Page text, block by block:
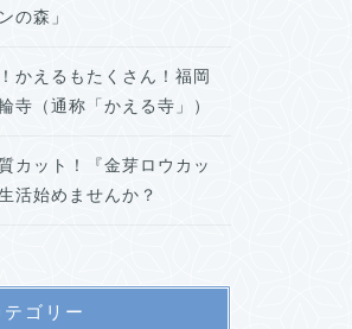
の森」
かえるもたくさん！福岡
（通称「かえる寺」）
カット！『金芽ロウカッ
活始めませんか？
テゴリー